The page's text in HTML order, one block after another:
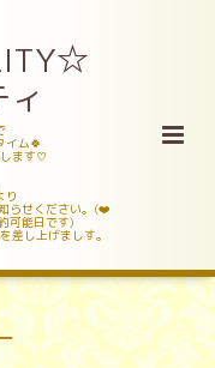
ィ
イム🍀
ます♡
り
らせください。(❤️
可能日です)
差し上げましす。